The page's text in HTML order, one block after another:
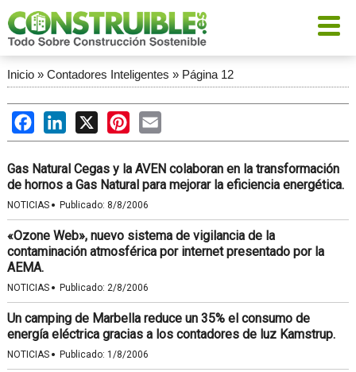
Inicio» Contadores Inteligentes » Página 12
FacebookLinkedIn
X PinterestEmail
Gas Natural Cegas y la AVEN colaboran en la transformación
de hornos a Gas Natural para mejorar la eficiencia energética.
NOTICIAS · Publicado: 8/8/2006
«Ozone Web», nuevo sistema de vigilancia de la
contaminación atmosférica por internet presentado por la
AEMA.
NOTICIAS · Publicado: 2/8/2006
Un camping de Marbella reduce un 35% el consumo de
energía eléctrica gracias a los contadores de luz Kamstrup.
NOTICIAS · Publicado: 1/8/2006